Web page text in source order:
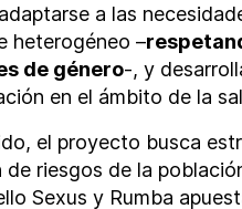
a las
heterogéneo –
de género-, y
en el ámbito de la
el proyecto busca
de riesgos de la
Sexus y Rumba